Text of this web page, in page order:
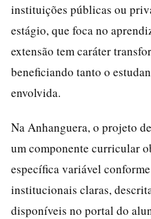
instituições públicas ou
estágio, que foca no
extensão tem caráter
beneficiando tanto o
envolvida.
Na Anhanguera, o projeto
um componente curricular
específica variável
institucionais claras,
disponíveis no portal do